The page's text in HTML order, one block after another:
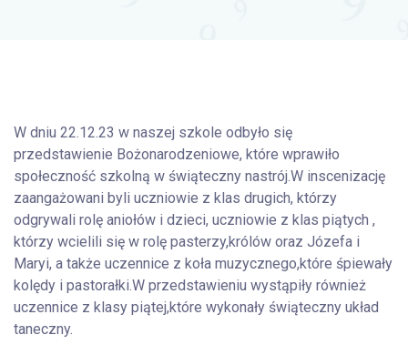
W dniu 22.12.23 w naszej szkole odbyło się
przedstawienie Bożonarodzeniowe, które wprawiło
społeczność szkolną w świąteczny nastrój.W inscenizację
zaangażowani byli uczniowie z klas drugich, którzy
odgrywali rolę aniołów i dzieci, uczniowie z klas piątych ,
którzy wcielili się w rolę pasterzy,królów oraz Józefa i
Maryi, a także uczennice z koła muzycznego,które śpiewały
kolędy i pastorałki.W przedstawieniu wystąpiły również
uczennice z klasy piątej,które wykonały świąteczny układ
taneczny.